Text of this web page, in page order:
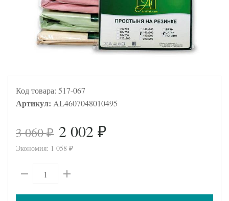
Код товара: 517-067
Артикул: AL4607048010495
3 060₽ 2 002 ₽
Экономия: 1 058 ₽